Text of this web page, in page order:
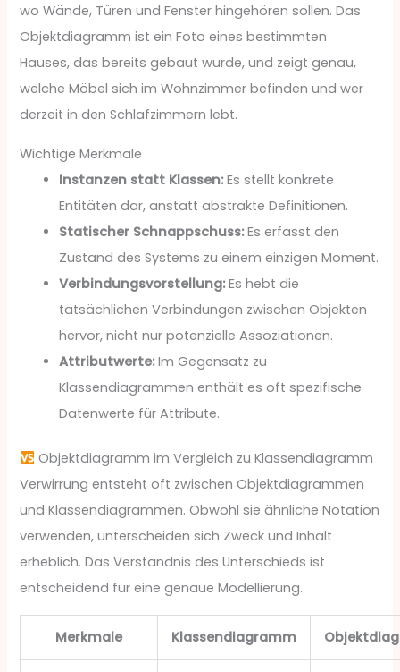
wo Wände, Türen und Fenster hingehören sollen. Das
Objektdiagramm ist ein Foto eines bestimmten
Hauses, das bereits gebaut wurde, und zeigt genau,
welche Möbel sich im Wohnzimmer befinden und wer
derzeit in den Schlafzimmern lebt.
Wichtige Merkmale
Instanzen statt Klassen:Es stellt konkrete
Entitäten dar, anstatt abstrakte Definitionen.
Statischer Schnappschuss:Es erfasst den
Zustand des Systems zu einem einzigen Moment.
Verbindungsvorstellung:Es hebt die
tatsächlichen Verbindungen zwischen Objekten
hervor, nicht nur potenzielle Assoziationen.
Attributwerte:Im Gegensatz zu
Klassendiagrammen enthält es oft spezifische
Datenwerte für Attribute.
Objektdiagramm im Vergleich zu Klassendiagramm
Verwirrung entsteht oft zwischen Objektdiagrammen
und Klassendiagrammen. Obwohl sie ähnliche Notation
verwenden, unterscheiden sich Zweck und Inhalt
erheblich. Das Verständnis des Unterschieds ist
entscheidend für eine genaue Modellierung.
Merkmale Klassendiagramm